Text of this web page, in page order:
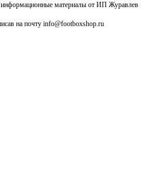
информационные материалы от ИП Журавлев
на почту info@footboxshop.ru